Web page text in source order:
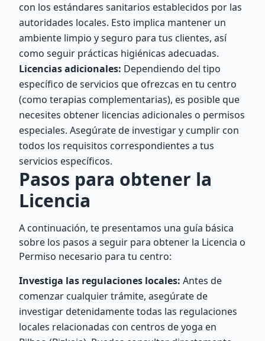
con los estándares sanitarios establecidos por las
autoridades locales. Esto implica mantener un
ambiente limpio y seguro para tus clientes, así
como seguir prácticas higiénicas adecuadas.
Licencias adicionales: Dependiendo del tipo
específico de servicios que ofrezcas en tu centro
(como terapias complementarias), es posible que
necesites obtener licencias adicionales o permisos
especiales. Asegúrate de investigar y cumplir con
todos los requisitos correspondientes a tus
servicios específicos.
Pasos para obtener la
Licencia
A continuación, te presentamos una guía básica
sobre los pasos a seguir para obtener la Licencia o
Permiso necesario para tu centro:
Investiga las regulaciones locales: Antes de
comenzar cualquier trámite, asegúrate de
investigar detenidamente todas las regulaciones
locales relacionadas con centros de yoga en